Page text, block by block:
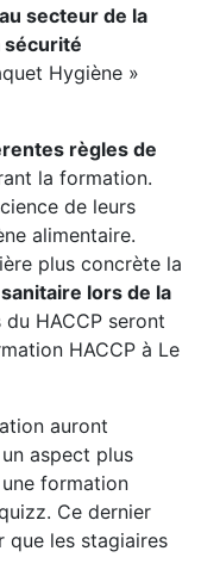
secteur de la
sécurité
Hygiène »
règles de
la formation.
de leurs
alimentaire.
plus concrète la
lors de la
HACCP seront
HACCP à Le
auront
aspect plus
formation
Ce dernier
que les stagiaires